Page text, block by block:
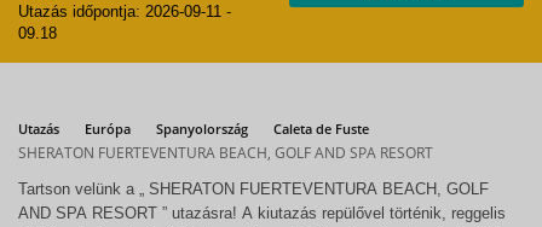
Utazás időpontja: 2026-09-11 -
09.18
Utazás Európa Spanyolország Caleta de Fuste
SHERATON FUERTEVENTURA BEACH, GOLF AND SPA RESORT
Tartson velünk a „ SHERATON FUERTEVENTURA BEACH, GOLF
AND SPA RESORT ” utazásra! A kiutazás repülővel történik, reggelis